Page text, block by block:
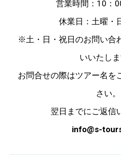
営業時間：10：
休業日：土曜・
※土・日・祝日のお問い合
いいたしま
お問合せの際はツアー名を
さい。
翌日までにご返信
info@s-